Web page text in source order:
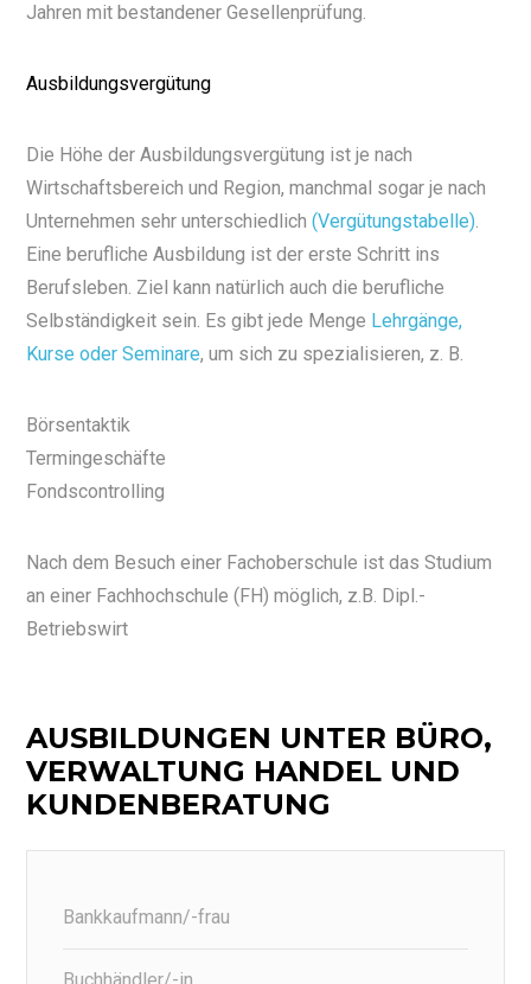
Jahren mit bestandener Gesellenprüfung.
Ausbildungsvergütung
Die Höhe der Ausbildungsvergütung ist je nach
Wirtschaftsbereich und Region, manchmal sogar je nach
Unternehmen sehr unterschiedlich(Vergütungstabelle).
Eine berufliche Ausbildung ist der erste Schritt ins
Berufsleben. Ziel kann natürlich auch die berufliche
Selbständigkeit sein. Es gibt jede Menge Lehrgänge,
Kurse oder Seminare, um sich zu spezialisieren, z. B.
Börsentaktik
Termingeschäfte
Fondscontrolling
Nach dem Besuch einer Fachoberschule ist das Studium
an einer Fachhochschule (FH) möglich, z.B. Dipl.-
Betriebswirt
AUSBILDUNGEN UNTER BÜRO,
VERWALTUNG HANDEL UND
KUNDENBERATUNG
Bankkaufmann/-frau